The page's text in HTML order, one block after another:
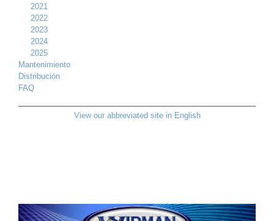
2021
2022
2023
2024
2025
Mantenimiento
Distribución
FAQ
View our abbreviated site in English